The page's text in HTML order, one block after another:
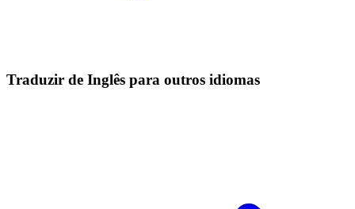
Traduzir de Inglês para outros idiomas